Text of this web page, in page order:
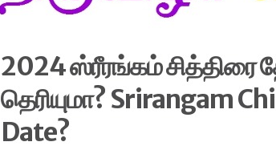
2024 ஸ்ரீரங்கம் சித்திரை
தெரியுமா? Srirangam
Date?